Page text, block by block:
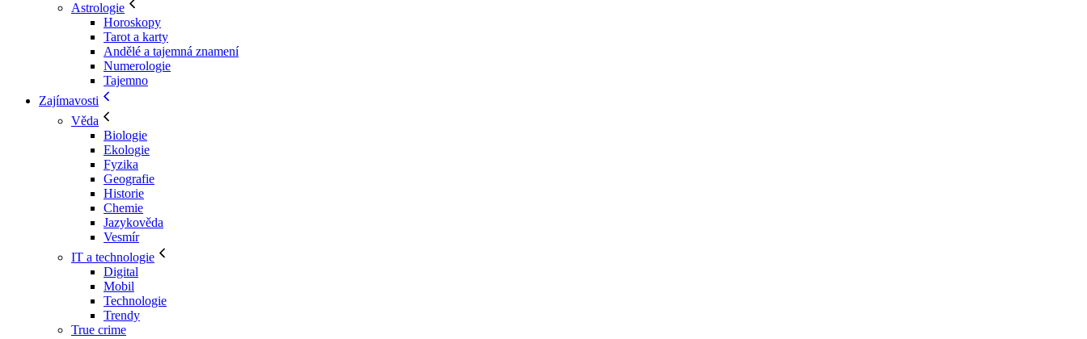
Astrologie
Horoskopy
Tarot a karty
Andělé a tajemná znamení
Numerologie
Tajemno
Zajímavosti
Věda
Biologie
Ekologie
Fyzika
Geografie
Historie
Chemie
Jazykověda
Vesmír
IT a technologie
Digital
Mobil
Technologie
Trendy
True crime